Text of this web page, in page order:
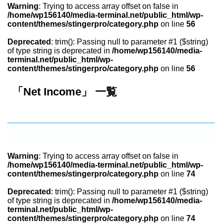
Warning: Trying to access array offset on false in
/home/wp156140/media-terminal.net/public_html/wp-
content/themes/stingerpro/category.php on line 56
Deprecated : trim(): Passing null to parameter #1 ($string)
of type string is deprecated in /home/wp156140/media-
terminal.net/public_html/wp-
content/themes/stingerpro/category.php on line 56
「Net Income」 一覧
Warning: Trying to access array offset on false in
/home/wp156140/media-terminal.net/public_html/wp-
content/themes/stingerpro/category.php on line 74
Deprecated : trim(): Passing null to parameter #1 ($string)
of type string is deprecated in /home/wp156140/media-
terminal.net/public_html/wp-
content/themes/stingerpro/category.php on line 74